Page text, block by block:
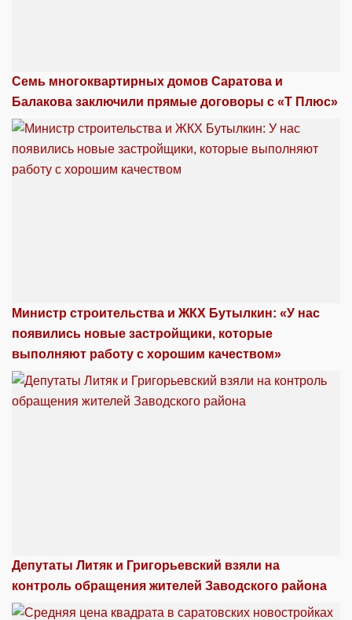
Семь многоквартирных домов Саратова и
Балакова заключили прямые договоры с «Т Плюс»
Министр строительства и ЖКХ Бутылкин: «У нас
появились новые застройщики, которые
выполняют работу с хорошим качеством»
Депутаты Литяк и Григорьевский взяли на
контроль обращения жителей Заводского района